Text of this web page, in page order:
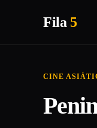
Fila 5
CINE